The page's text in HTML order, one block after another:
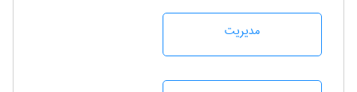
مديريت